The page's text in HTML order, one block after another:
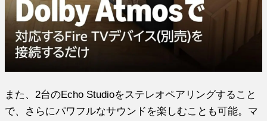
また、2台のEcho Studioをステレオペアリングすること
で、さらにパワフルなサウンドを楽しむことも可能。マ